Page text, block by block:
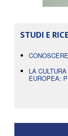
STUDI E
LA
EUROPEA: